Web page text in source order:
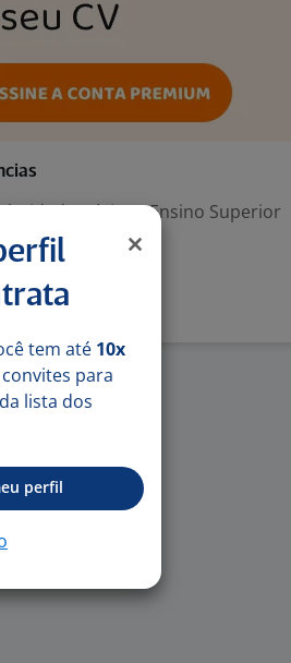
Mínima: Ensino Superior
vaga
tem até 10x
para
lista dos
perfil